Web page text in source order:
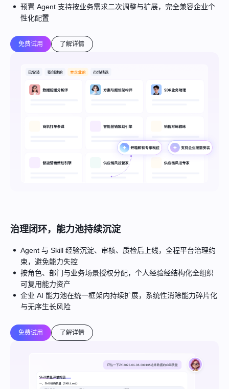
预置 Agent 支持按业务需求二次调整与扩展，完全兼容企业个
性化配置
免费试用 了解详情
治理闭环，能力池持续沉淀
Agent 与 Skill 经验沉淀、审核、质检后上线，全程平台治理约
束，避免能力失控
按角色、部门与业务场景授权分配，个人经验经结构化全组织
可复用能力资产
企业 AI 能力池在统一框架内持续扩展，系统性消除能力碎片化
与无序生长风险
免费试用 了解详情